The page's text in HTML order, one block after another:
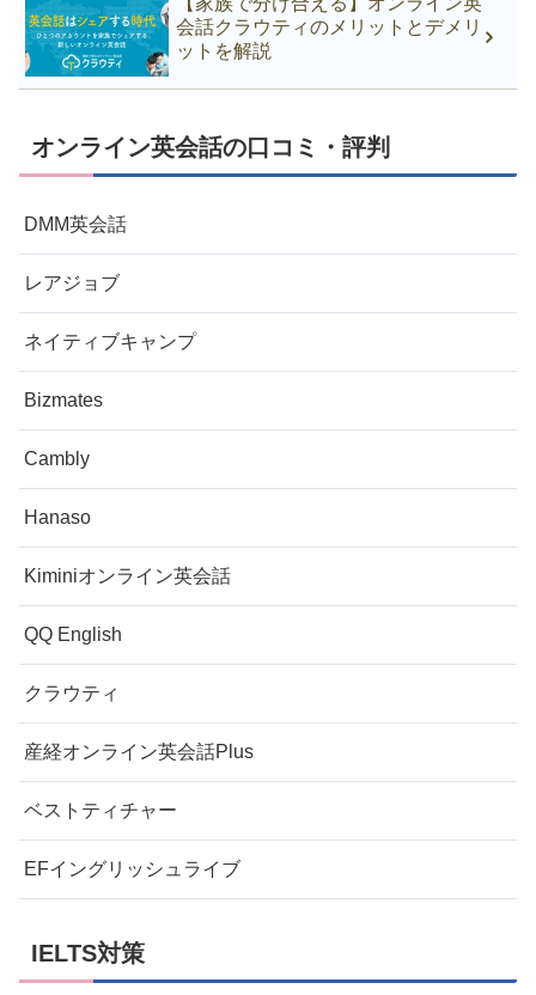
会話クラウティのメリットとデメリ
ットを解説
オンライン英会話の口コミ・評判
DMM英会話
レアジョブ
ネイティブキャンプ
Bizmates
Cambly
Hanaso
Kiminiオンライン英会話
QQ English
クラウティ
産経オンライン英会話Plus
ベストティチャー
EFイングリッシュライブ
IELTS対策